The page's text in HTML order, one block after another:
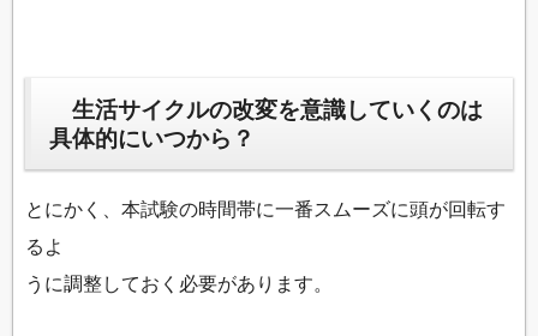
生活サイクルの改変を意識していくのは
具体的にいつから？
とにかく、本試験の時間帯に一番スムーズに頭が回転す
るよ
うに調整しておく必要があります。